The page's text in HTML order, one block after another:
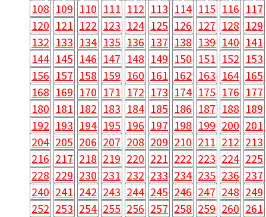
108 109 110 111 112 113 114 115 116 117
120 121 122 123 124 125 126 127 128 129
132 133 134 135 136 137 138 139 140 141
144 145 146 147 148 149 150 151 152 153
156 157 158 159 160 161 162 163 164 165
168 169 170 171 172 173 174 175 176 177
180 181 182 183 184 185 186 187 188 189
192 193 194 195 196 197 198 199 200 201
204 205 206 207 208 209 210 211 212 213
216 217 218 219 220 221 222 223 224 225
228 229 230 231 232 233 234 235 236 237
240 241 242 243 244 245 246 247 248 249
252 253 254 255 256 257 258 259 260 261